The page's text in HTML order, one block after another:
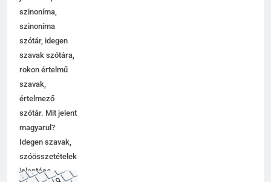
szinoníma,
szinoníma
szótár, idegen
szavak szótára,
rokon értelmű
szavak,
értelmező
szótár. Mit jelent
magyarul?
Idegen szavak,
szóösszetételek
jelentése,